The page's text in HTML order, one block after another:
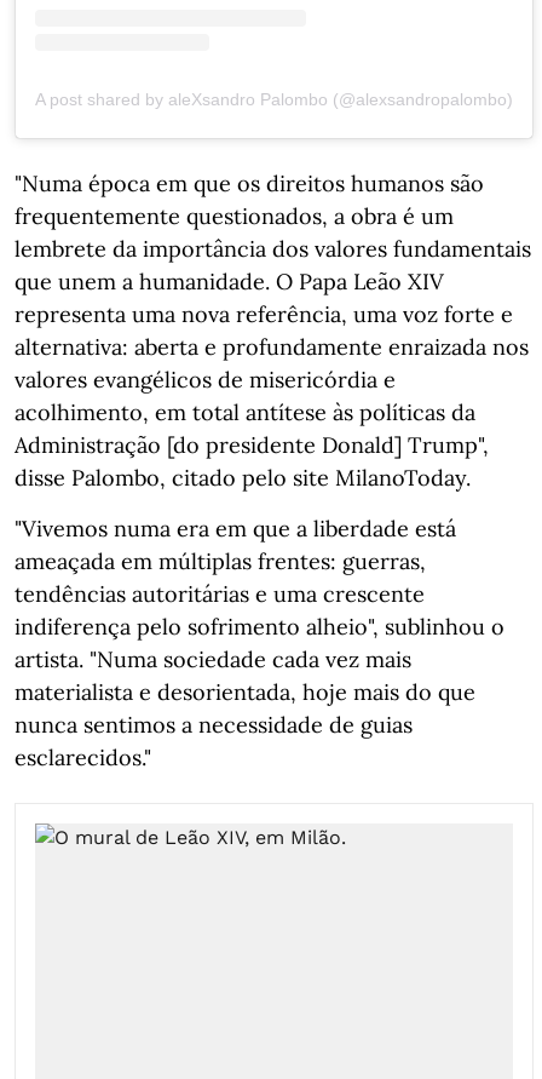
A post shared by aleXsandro Palombo (@alexsandropalombo)
"Numa época em que os direitos humanos são
frequentemente questionados, a obra é um
lembrete da importância dos valores fundamentais
que unem a humanidade. O Papa Leão XIV
representa uma nova referência, uma voz forte e
alternativa: aberta e profundamente enraizada nos
valores evangélicos de misericórdia e
acolhimento, em total antítese às políticas da
Administração [do presidente Donald] Trump",
disse Palombo, citado pelo site MilanoToday.
"Vivemos numa era em que a liberdade está
ameaçada em múltiplas frentes: guerras,
tendências autoritárias e uma crescente
indiferença pelo sofrimento alheio", sublinhou o
artista. "Numa sociedade cada vez mais
materialista e desorientada, hoje mais do que
nunca sentimos a necessidade de guias
esclarecidos."